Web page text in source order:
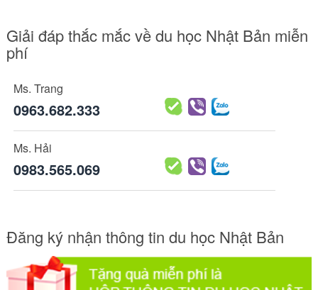
Giải đáp thắc mắc về du học Nhật Bản miễn
phí
Ms. Trang
0963.682.333
Ms. Hải
0983.565.069
Đăng ký nhận thông tin du học Nhật Bản